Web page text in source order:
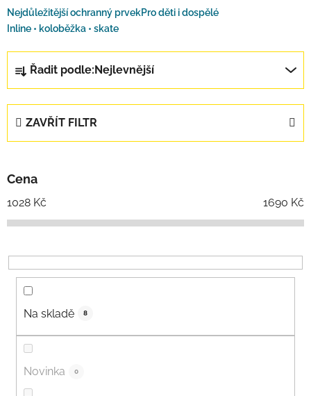
Nejdůležitější ochranný prvekPro děti i dospělé
Inline • koloběžka • skate
Řazení produktů
Řadit podle: Nejlevnější
ZAVŘÍT FILTR
Cena
1028 Kč 1690 Kč
Na skladě 8
Novinka 0